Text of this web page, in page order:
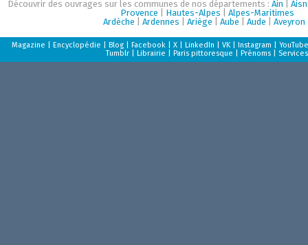
Découvrir des ouvrages sur les communes de nos départements : Ain
Provence
Hautes-Alpes
Alpes-Maritimes
Ardèche
Ardennes Ariège Aube Aude Aveyron
Magazine Encyclopédie Blog Facebook X LinkedIn VK Instagram
YouTube
Tumblr
Librairie Paris pittoresque Prénoms Services